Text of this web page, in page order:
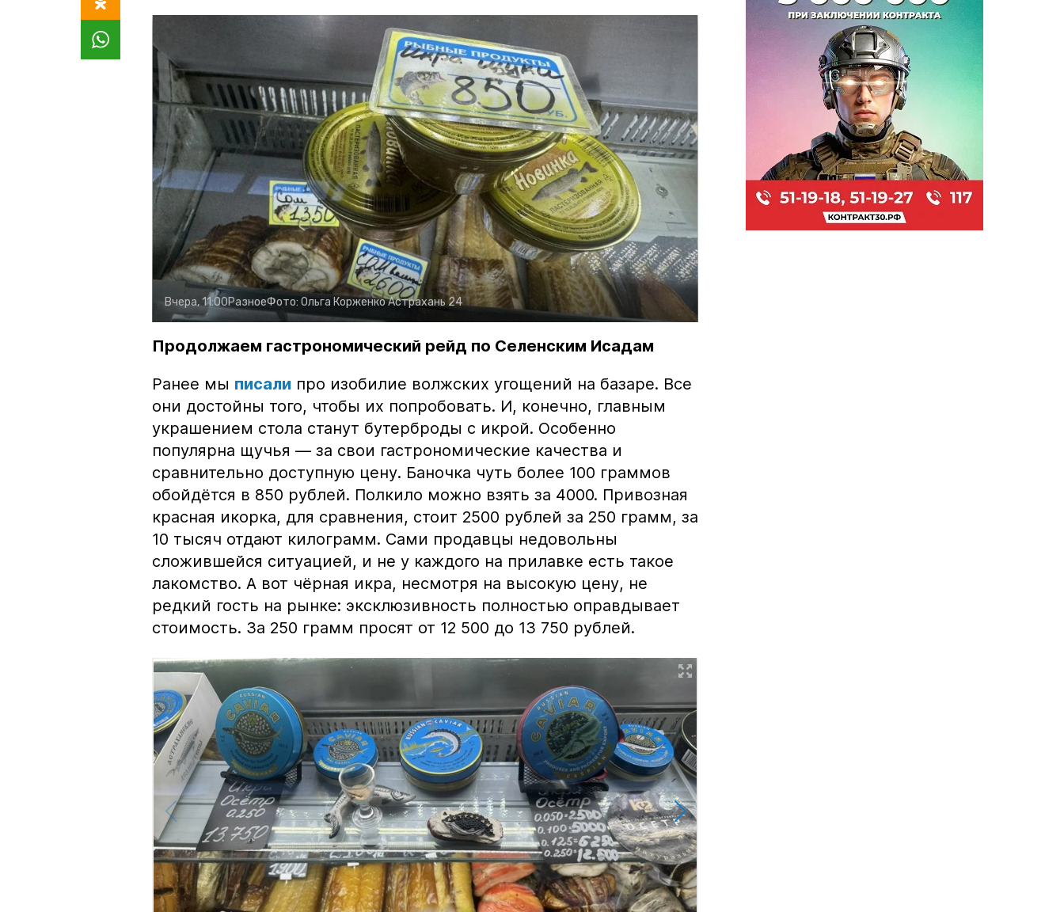
Вчера, 11:00РазноеФото: Ольга КорженкоАстрахань 24
Продолжаем гастрономический рейд по Селенским Исадам
Ранее мы писали про изобилие волжских угощений на базаре. Все
они достойны того, чтобы их попробовать. И, конечно, главным
украшением стола станут бутерброды с икрой. Особенно
популярна щучья — за свои гастрономические качества и
сравнительно доступную цену. Баночка чуть более 100 граммов
обойдётся в 850 рублей. Полкило можно взять за 4000. Привозная
красная икорка, для сравнения, стоит 2500 рублей за 250 грамм, за
10 тысяч отдают килограмм. Сами продавцы недовольны
сложившейся ситуацией, и не у каждого на прилавке есть такое
лакомство. А вот чёрная икра, несмотря на высокую цену, не
редкий гость на рынке: эксклюзивность полностью оправдывает
стоимость. За 250 грамм просят от 12 500 до 13 750 рублей.